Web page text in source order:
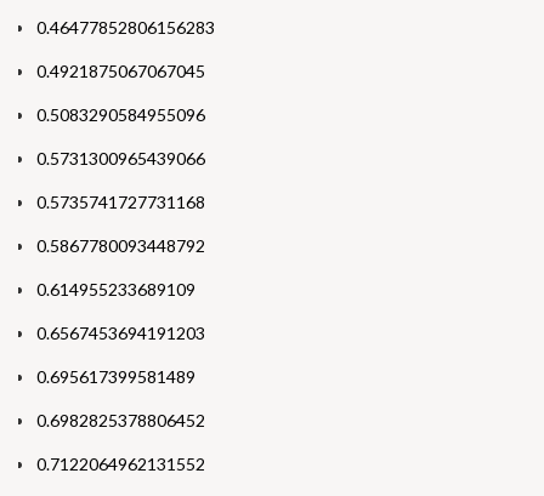
0.46477852806156283
0.4921875067067045
0.5083290584955096
0.5731300965439066
0.5735741727731168
0.5867780093448792
0.614955233689109
0.6567453694191203
0.695617399581489
0.6982825378806452
0.7122064962131552